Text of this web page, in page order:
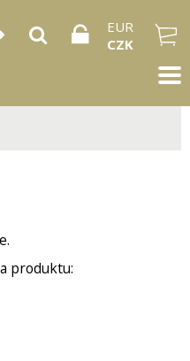
EUR
CZK
produktu: